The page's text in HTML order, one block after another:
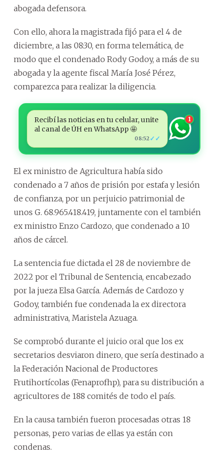
abogada defensora.
Con ello, ahora la magistrada fijó para el 4 de
diciembre, a las 08:30, en forma telemática, de
modo que el condenado Rody Godoy, a más de su
abogada y la agente fiscal María José Pérez,
comparezca para realizar la diligencia.
Recibí las noticias en tu celular, unite
al canal de ÚH en WhatsApp 🤩
08:52 ✓✓
1
El ex ministro de Agricultura había sido
condenado a 7 años de prisión por estafa y lesión
de confianza, por un perjuicio patrimonial de
unos G. 68.965.418.419, juntamente con el también
ex ministro Enzo Cardozo, que condenado a 10
años de cárcel.
La sentencia fue dictada el 28 de noviembre de
2022 por el Tribunal de Sentencia, encabezado
por la jueza Elsa García. Además de Cardozo y
Godoy, también fue condenada la ex directora
administrativa, Maristela Azuaga.
Se comprobó durante el juicio oral que los ex
secretarios desviaron dinero, que sería destinado a
la Federación Nacional de Productores
Frutihortícolas (Fenaprofhp), para su distribución a
agricultores de 188 comités de todo el país.
En la causa también fueron procesadas otras 18
personas, pero varias de ellas ya están con
condenas.